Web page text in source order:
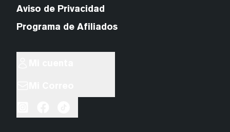
Aviso de Privacidad
Programa de Afiliados